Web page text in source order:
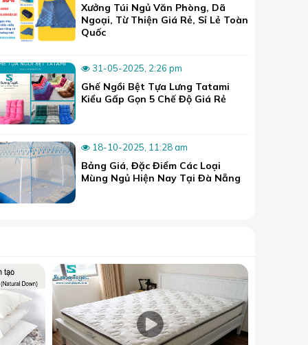
hút này!.
chắc chắn, bền bỉ và dễ dàng sử dụng.
Xưởng Túi Ngủ Văn Phòng, Dã
Ngoại, Từ Thiện Giá Rẻ, Sỉ Lẻ Toàn
Quốc
31-05-2025, 2:26 pm
Ghế Ngồi Bệt Tựa Lưng Tatami
Kiểu Gấp Gọn 5 Chế Độ Giá Rẻ
18-10-2025, 11:28 am
Bảng Giá, Đặc Điểm Các Loại
Mùng Ngủ Hiện Nay Tại Đà Nẵng